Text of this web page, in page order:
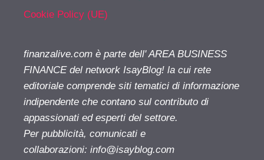
Cookie Policy (UE)
finanzalive.com è parte dell' AREA BUSINESS
FINANCE del network IsayBlog! la cui rete
editoriale comprende siti tematici di informazione
indipendente che contano sul contributo di
appassionati ed esperti del settore.
Per pubblicità, comunicati e
collaborazioni: info@isayblog.com